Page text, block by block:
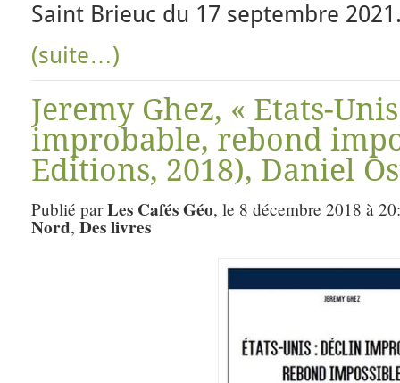
Saint Brieuc du 17 septembre
(suite…)
Jeremy Ghez, « Etats-
improbable, rebond
Editions, 2018), Daniel
Publié parLes Cafés Géo, le 8 décembre 2018 à
Nord, Des livres